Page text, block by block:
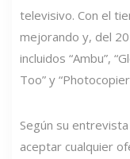
televisivo. Con el
mejorando y, del
incluidos “Ambu”,
Too” y
Según su
aceptar cualquier